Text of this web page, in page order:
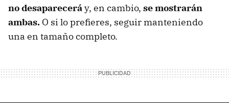
no desapareceráy, en cambio, se mostrarán
ambas. O si lo prefieres, seguir manteniendo
una en tamaño completo.